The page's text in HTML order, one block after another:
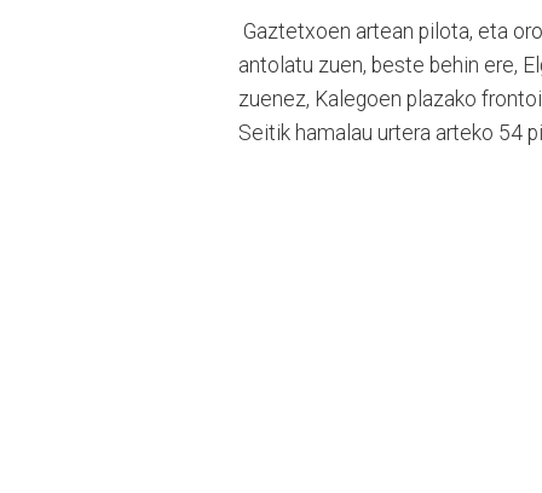
Gaztetxoen artean pilota, eta
antolatu zuen, beste behin ere,
zuenez, Kalegoen plazako
Seitik hamalau urtera arteko 54